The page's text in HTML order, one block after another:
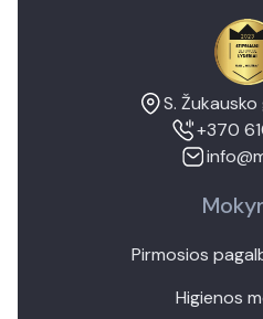
S. Žukausko
+370
Pirmosios
Higienos